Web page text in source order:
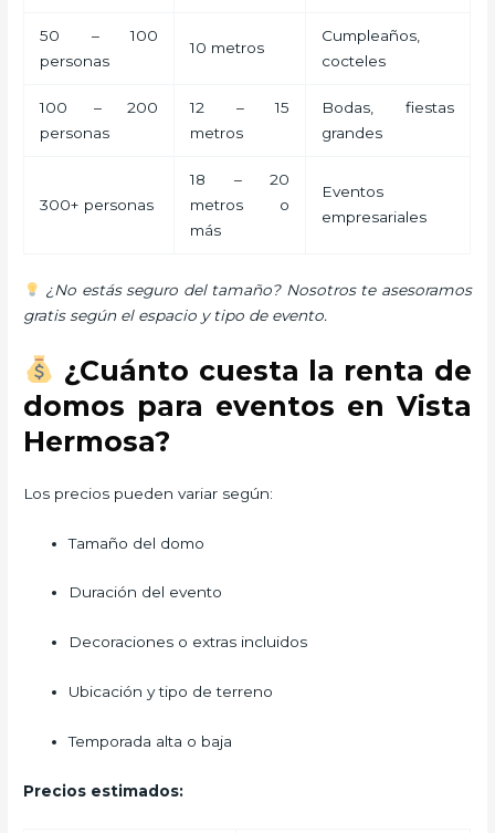
50 – 100
personas
10 metros
Cumpleaños,
cocteles
100 – 200
personas
12 – 15
metros
Bodas, fiestas
grandes
300+ personas
18 – 20
metros o
más
Eventos
empresariales
¿No estás seguro del tamaño? Nosotros te asesoramos
gratis según el espacio y tipo de evento.
¿Cuánto cuesta la renta de
domos para eventos en Vista
Hermosa?
Los precios pueden variar según:
Tamaño del domo
Duración del evento
Decoraciones o extras incluidos
Ubicación y tipo de terreno
Temporada alta o baja
Precios estimados: